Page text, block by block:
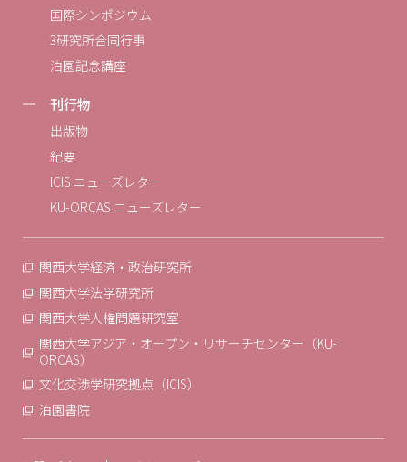
国際シンポジウム
3研究所合同行事
泊園記念講座
刊行物
出版物
紀要
ICIS ニューズレター
KU-ORCAS ニューズレター
関西大学経済・政治研究所
関西大学法学研究所
関西大学人権問題研究室
関西大学アジア・オープン・リサーチセンター（KU-
ORCAS）
文化交渉学研究拠点（ICIS）
泊園書院